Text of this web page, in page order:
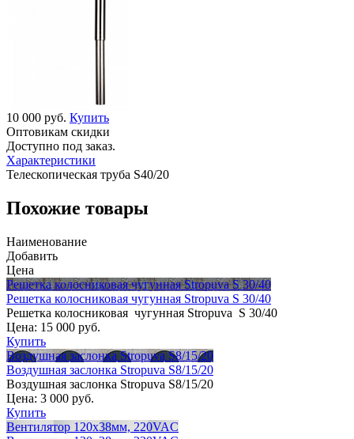
10 000 руб. Купить
Оптовикам скидки
Доступно под заказ.
Характеристики
Телескопическая труба S40/20
Похожие товары
Наименование
Добавить
Цена
Решетка колосниковая чугунная Stropuva S 30/40
Решетка колосниковая чугунная Stropuva S 30/40
Решетка колосниковая чугунная Stropuva S 30/40
Цена: 15 000 руб.
Купить
Воздушная заслонка Stropuva S8/15/20
Воздушная заслонка Stropuva S8/15/20
Воздушная заслонка Stropuva S8/15/20
Цена: 3 000 руб.
Купить
Вентилятор 120х38мм, 220VAC